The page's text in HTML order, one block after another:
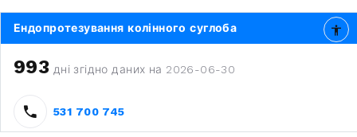
Ендопротезування колінного суглоба
993 дні згідно даних на 2026-06-30
531 700 745